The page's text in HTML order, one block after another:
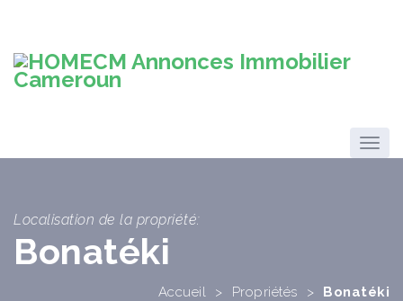
Localisation de la propriété:
Bonatéki
Accueil > Propriétés > Bonatéki